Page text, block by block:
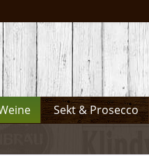
Sekt & Prosecco